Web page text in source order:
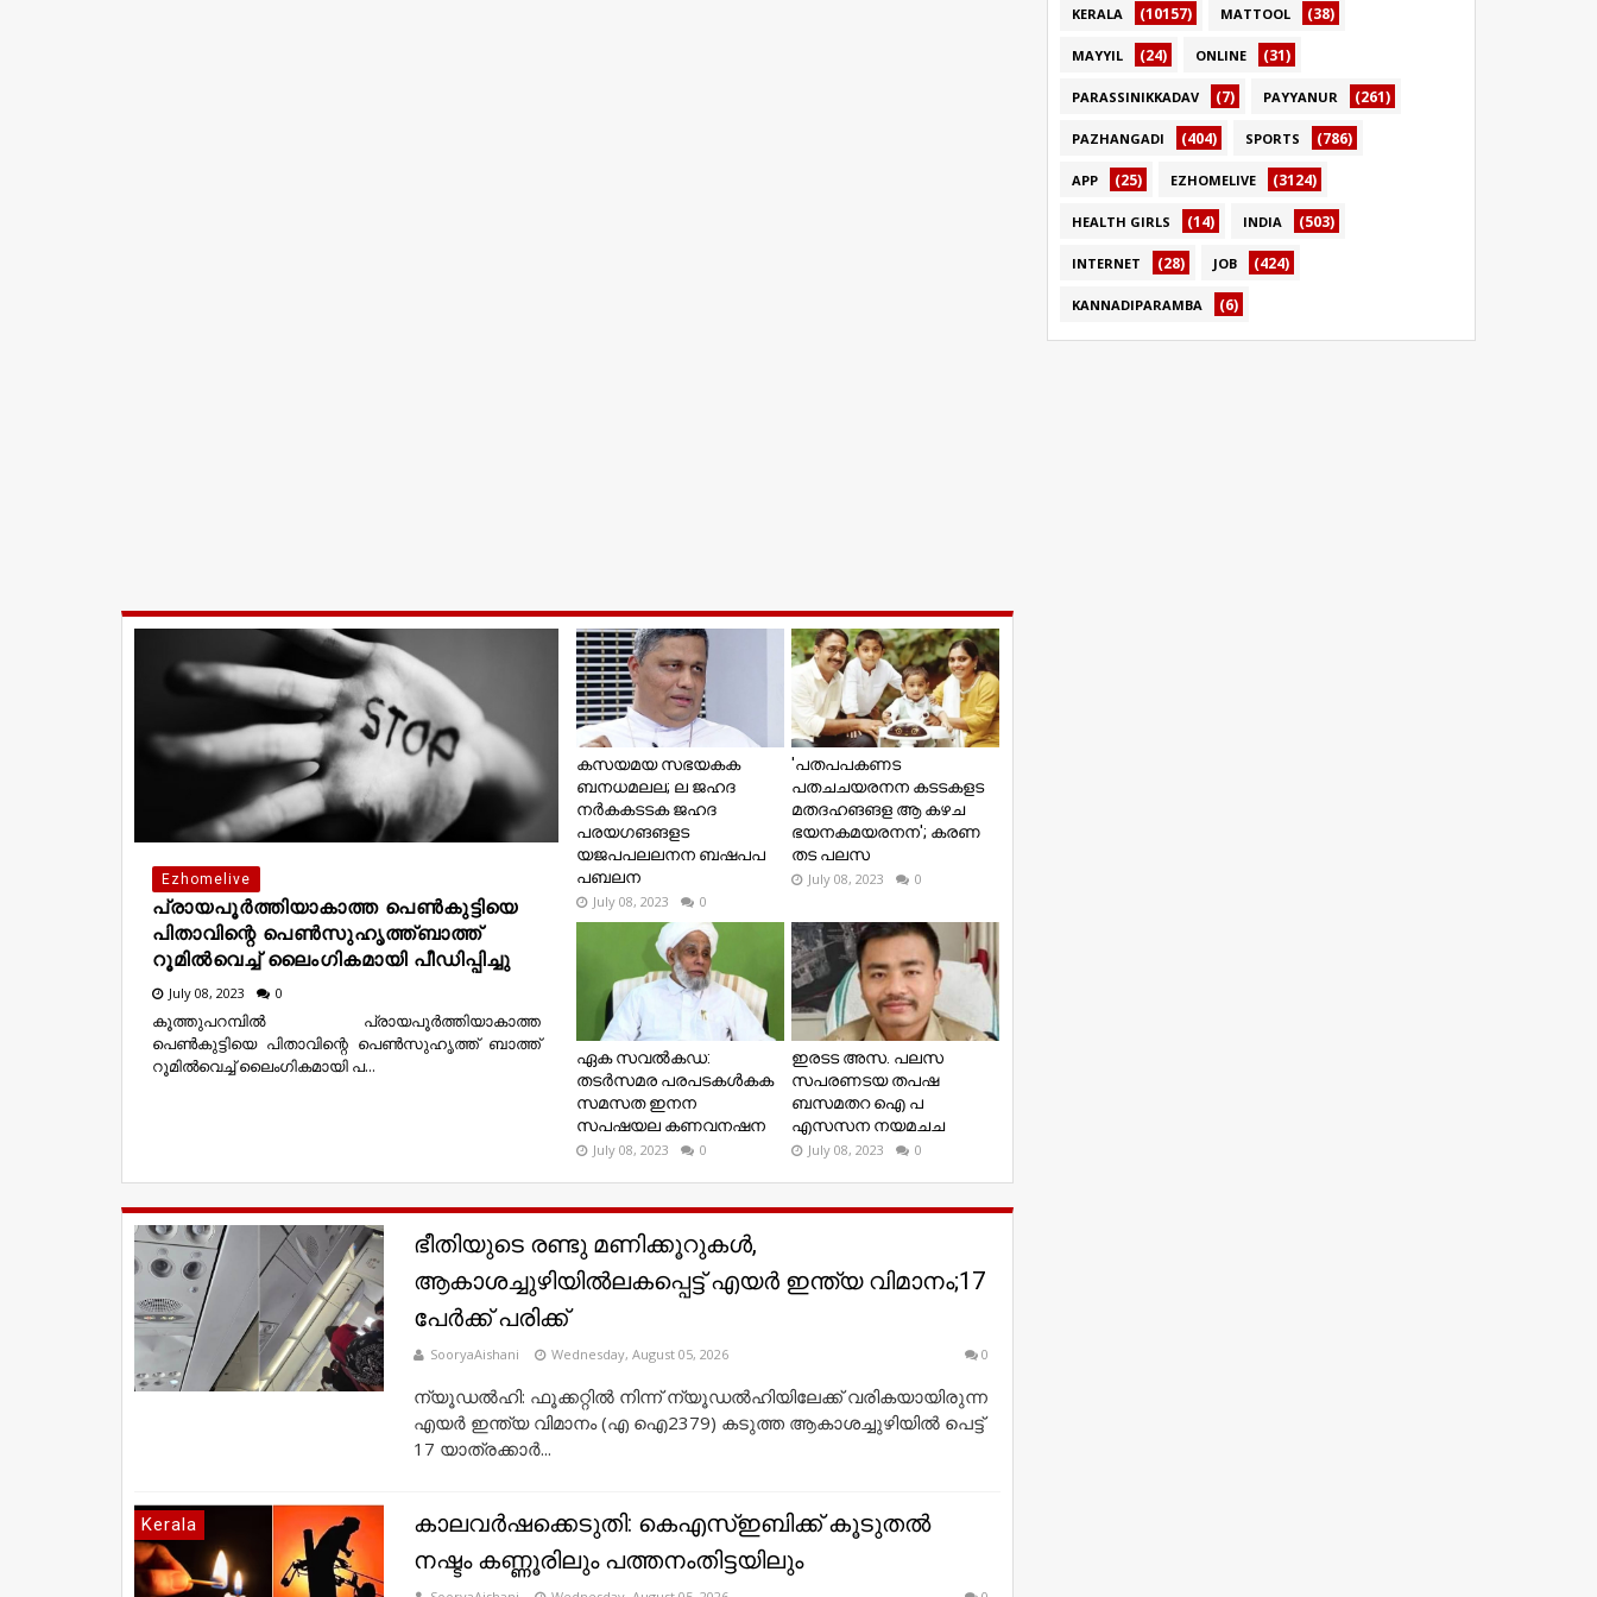
Ezhomelive
പ്രായപൂര്‍ത്തിയാകാത്ത പെണ്‍കുട്ടിയെ
പിതാവിന്റെ പെണ്‍സുഹൃത്ത്ബാത്ത്
റൂമില്‍വെച്ച് ലൈംഗികമായി പീഡിപ്പിച്ചു
July 08, 2023 0
കൂത്തുപറമ്പിൽ പ്രായപൂര്‍ത്തിയാകാത്ത
പെണ്‍കുട്ടിയെ പിതാവിന്റെ പെണ്‍സുഹൃത്ത് ബാത്ത്
റൂമില്‍വെച്ച് ലൈംഗികമായി പ...
കസയമയ സഭയകക
ബനധമലല; ല ജഹദ
നർകകടടക ജഹദ
പരയഗങങളട
യജപപലലനന ബഷപപ
പബലന
July 08, 2023 0
'പതപപകണട
പതചചയരനന കടടകളട
മതദഹങങള ആ കഴച
ഭയനകമയരനന'; കരണ
തട പലസ
July 08, 2023 0
ഏക സവൽകഡ:
തടർസമര പരപടകൾകക
സമസത ഇനന
സപഷയല കണവനഷന
July 08, 2023 0
ഇരടട അസ. പലസ
സപരണടയ തപഷ
ബസമതറ ഐ പ
എസസന നയമചച
July 08, 2023 0
ഭീതിയുടെ രണ്ടു മണിക്കൂറുകൾ,
ആകാശച്ചുഴിയിൽലകപ്പെട്ട് എയർ ഇന്ത്യ വിമാനം;17
പേർക്ക് പരിക്ക്
SooryaAishani Wednesday, August 05, 2026 0
ന്യൂഡൽഹി: ഫൂക്കറ്റിൽ നിന്ന് ന്യൂഡൽഹിയിലേക്ക് വരികയായിരുന്ന
എയർ ഇന്ത്യ വിമാനം (എ ഐ2379) കടുത്ത ആകാശച്ചുഴിയിൽ പെട്ട്
17 യാത്രക്കാർ...
Kerala
കാലവര്‍ഷക്കെടുതി: കെഎസ്‌ഇബിക്ക് കൂടുതല്‍
നഷ്ടം കണ്ണൂരിലും പത്തനംതിട്ടയിലും
KERALA (10157) MATTOOL (38)
MAYYIL (24) ONLINE (31)
PARASSINIKKADAV (7) PAYYANUR (261)
PAZHANGADI (404) SPORTS (786)
APP (25) EZHOMELIVE (3124)
HEALTH GIRLS (14) INDIA (503)
INTERNET (28) JOB (424)
KANNADIPARAMBA (6)